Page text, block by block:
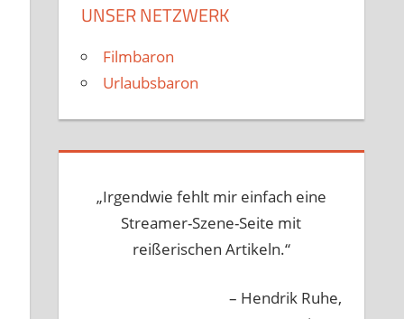
UNSER NETZWERK
Filmbaron
Urlaubsbaron
„Irgendwie fehlt mir einfach eine
Streamer-Szene-Seite mit
reißerischen Artikeln.“
– Hendrik Ruhe,